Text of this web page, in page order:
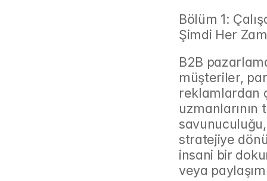
Bölüm 1:
Şimdi Her
B2B
müşteriler,
reklamlardan
stratejiye
insani bir
veya